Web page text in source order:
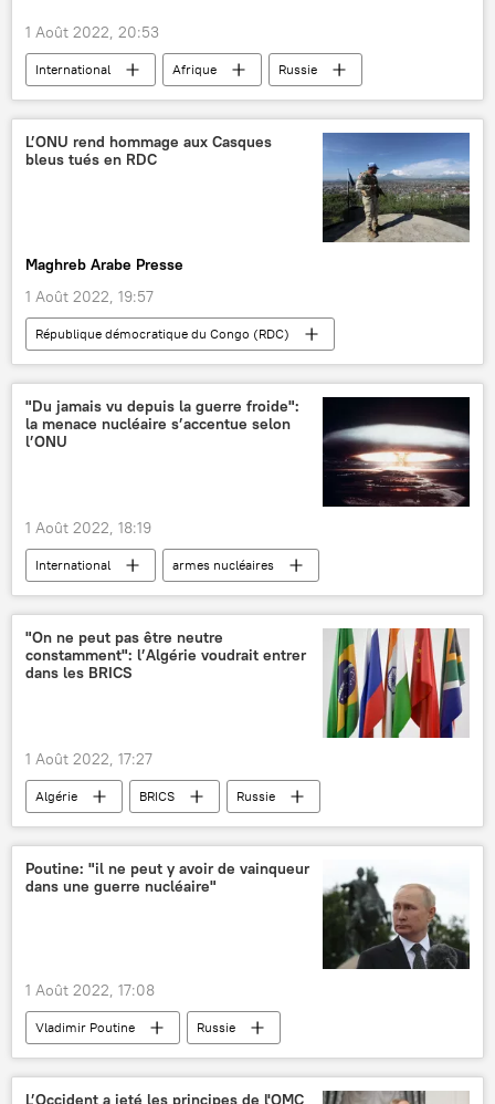
1 Août 2022, 20:53
International Afrique
Russie
Saint-Pétersbourg
coopération
Sommet Russie-Afrique (2019)
L’ONU rend hommage aux Casques
bleus tués en RDC
Maghreb Arabe Presse
1 Août 2022, 19:57
République démocratique du Congo (RDC)
Afrique subsaharienne
Casques bleus
hommage
Mission des Nations unies pour la stabilisation en RD Congo (MONUSCO)
"Du jamais vu depuis la guerre froide":
la menace nucléaire s’accentue selon
l’ONU
1 Août 2022, 18:19
International
armes nucléaires
Traité sur la non-prolifération des armes nucléaires (TNP)
Antonio Guterres
ONU
"On ne peut pas être neutre
constamment": l’Algérie voudrait entrer
dans les BRICS
1 Août 2022, 17:27
Algérie BRICS
Russie
Chine
Brésil
Inde
Afrique du Sud
Maghreb
Poutine: "il ne peut y avoir de vainqueur
dans une guerre nucléaire"
1 Août 2022, 17:08
Vladimir Poutine
Russie
guerre nucléaire
ONU
Traité sur la non-prolifération des armes nucléaires (TNP)
L’Occident a jeté les principes de l'OMC